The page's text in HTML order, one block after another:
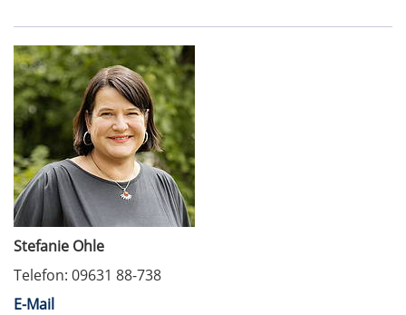
Stefanie Ohle
Telefon: 09631 88-738
E-Mail